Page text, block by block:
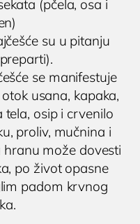
(pčela, osa i
su u pitanju
se manifestuje
usana, kapaka,
tela, osip i crvenilo
proliv, mučnina i
može dovesti
po život opasne
padom krvnog